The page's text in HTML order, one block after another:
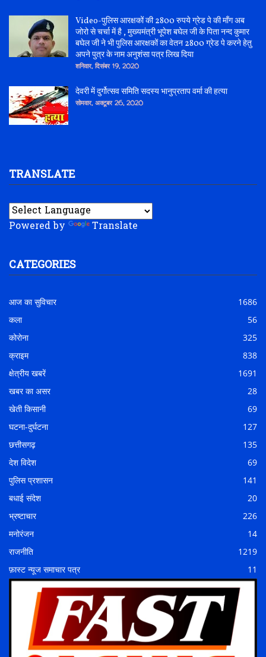
Video-पुलिस आरक्षकों की 2800 रुपये ग्रेड पे की माँग अब
जोरो से चर्चा में है , मुख्यमंत्री भूपेश बघेल जी के पिता नन्द कुमार
बघेल जी ने भी पुलिस आरक्षकों का वेतन 2800 ग्रेड पे करने हेतु
अपने पुत्र के नाम अनुशंसा पत्र लिख दिया
शनिवार, दिसंबर 19, 2020
देवरी में दुर्गोत्सव समिति सदस्य भानुप्रताप वर्मा की हत्या
सोमवार, अक्टूबर 26, 2020
TRANSLATE
Powered by Translate
CATEGORIES
आज का सुविचार
1686
कला
56
कोरोना
325
क्राइम
838
क्षेत्रीय खबरें
1691
खबर का असर
28
खेती किसानी
69
घटना-दुर्घटना
127
छत्तीसगढ़
135
देश विदेश
69
पुलिस प्रशासन
141
बधाई संदेश
20
भ्रष्टाचार
226
मनोरंजन
14
राजनीति
1219
फ़ास्ट न्यूज समाचार पत्र
11